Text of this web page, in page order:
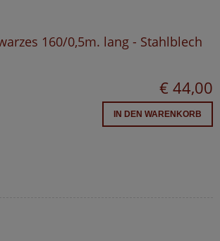
160/0,5m. lang - Stahlblech
€ 44,00
IN DEN WARENKORB